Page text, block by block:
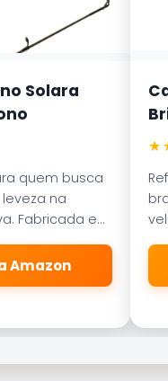
Solara
quem busca
na
Fabricada em
oferece
para
Amazon